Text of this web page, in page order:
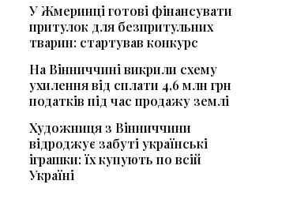
У Жмеринці готові фінансувати
притулок для безпритульних
тварин: стартував конкурс
На Вінниччині викрили схему
ухилення від сплати 4,6 млн грн
податків під час продажу землі
Художниця з Вінниччини
відроджує забуті українські
іграшки: їх купують по всій
Україні